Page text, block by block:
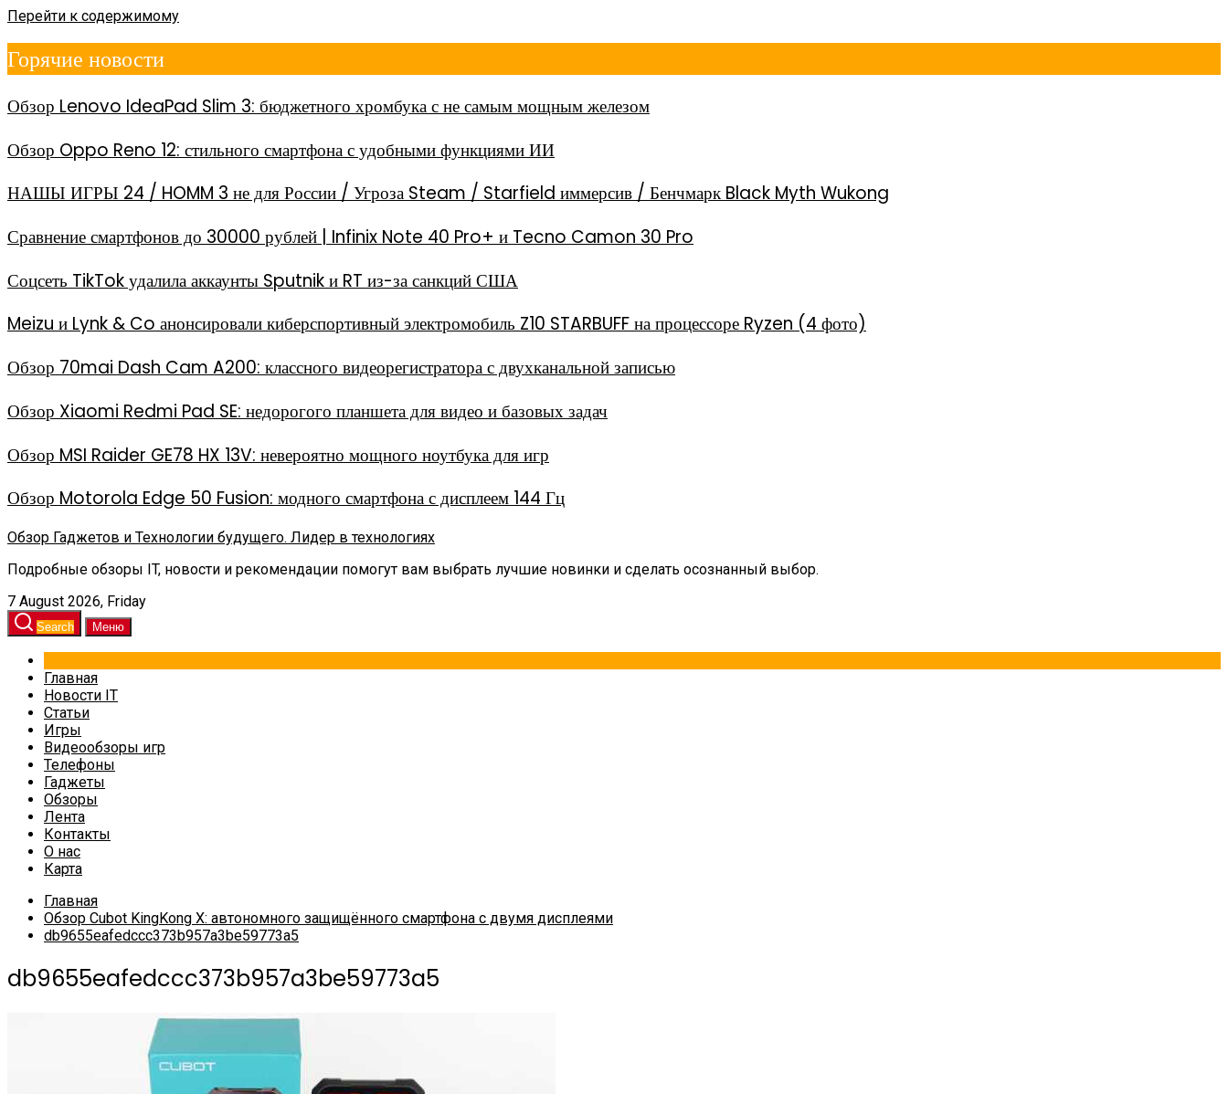
Перейти к содержимому
Горячие новости
Обзор Lenovo IdeaPad Slim 3: бюджетного хромбука с не самым мощным железом
Обзор Oppo Reno 12: стильного смартфона с удобными функциями ИИ
НАШЫ ИГРЫ 24 / HOMM 3 не для России / Угроза Steam / Starfield иммерсив / Бенчмарк Black Myth Wukong
Сравнение смартфонов до 30000 рублей | Infinix Note 40 Pro+ и Tecno Camon 30 Pro
Соцсеть TikTok удалила аккаунты Sputnik и RT из-за санкций США
Meizu и Lynk & Co анонсировали киберспортивный электромобиль Z10 STARBUFF на процессоре Ryzen (4 фото)
Обзор 70mai Dash Cam A200: классного видеорегистратора с двухканальной записью
Обзор Xiaomi Redmi Pad SE: недорогого планшета для видео и базовых задач
Обзор MSI Raider GE78 HX 13V: невероятно мощного ноутбука для игр
Обзор Motorola Edge 50 Fusion: модного смартфона с дисплеем 144 Гц
Обзор Гаджетов и Технологии будущего. Лидер в технологиях
Подробные обзоры IT, новости и рекомендации помогут вам выбрать лучшие новинки и сделать осознанный выбор.
7 August 2026, Friday
Search Меню
Главная
Новости IT
Статьи
Игры
Видеообзоры игр
Телефоны
Гаджеты
Обзоры
Лента
Контакты
О нас
Карта
Главная
Обзор Cubot KingKong X: автономного защищённого смартфона с двумя дисплеями
db9655eafedccc373b957a3be59773a5
db9655eafedccc373b957a3be59773a5